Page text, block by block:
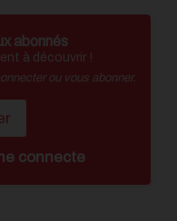
abonnés
à découvrir !
ou vous abonner.
connecte